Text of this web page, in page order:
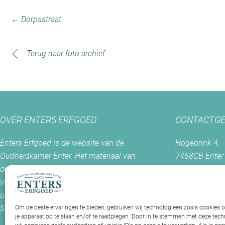
Om de beste ervaringen te bieden, gebruiken wij technologieën zoals cookies
je apparaat op te slaan en/of te raadplegen. Door in te stemmen met deze
← Dorpsstraat
Terug naar foto archief
OVER ENTERS ERFGOED
Enters Erfgoed is de website van de
Oudheidkamer Enter. Het materiaal van
deze site mag slechts worden gebruikt
voor welke doeleinden dan ook met
uitdrukkelijke toestemming van de
Stichting Oudheidkamer Enter.
Hogebrink 4,
7468CB Enter
7468 ZH Enter
+0547 - 38